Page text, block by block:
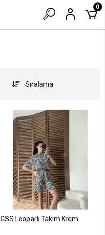
0
Sıralama
GSS Leoparlı Takım Krem